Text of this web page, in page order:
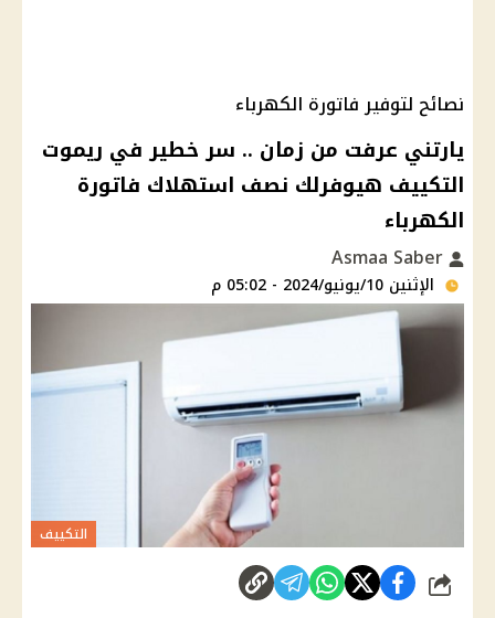
نصائح لتوفير فاتورة الكهرباء
يارتني عرفت من زمان .. سر خطير في ريموت
التكييف هيوفرلك نصف استهلاك فاتورة
الكهرباء
الإثنين 10/يونيو/2024 - 05:02 م
التكييف
شارك